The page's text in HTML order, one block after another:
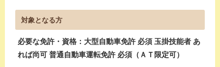
対象となる方
必要な免許・資格：大型自動車免許 必須 玉掛技能者 あ
れば尚可 普通自動車運転免許 必須（ＡＴ限定可）